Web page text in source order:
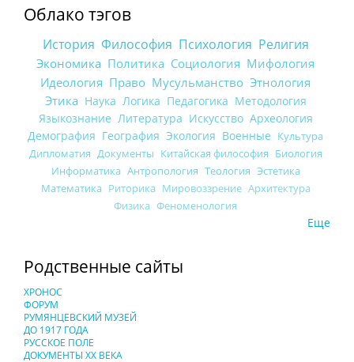
Облако тэгов
История Философия Психология Религия
Экономика Политика Социология Мифология
Идеология Право Мусульманство Этнология
Этика Наука Логика Педагогика Методология
Языкознание Литература Искусство Археология
Демография География Экология Военные Культура
Дипломатия Документы Китайская философия Биология
Информатика Антропология Теология Эстетика
Математика Риторика Мировоззрение Архитектура
Физика Феноменология
Еще
Родственные сайты
ХРОНОС
ФОРУМ
РУМЯНЦЕВСКИЙ МУЗЕЙ
ДО 1917 ГОДА
РУССКОЕ ПОЛЕ
ДОКУМЕНТЫ XX ВЕКА